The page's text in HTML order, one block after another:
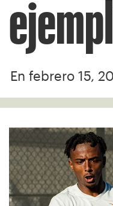
En febrero 15,